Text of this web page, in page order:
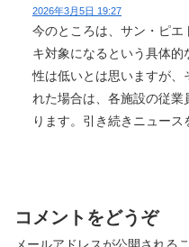
2026年3月5日 19:27
今のところは、サン・ピエ
キ対象になるという具体
性は低いとは思いますが、
れた場合は、各施設の従業
ります。引き続きニュース
コメントをどうぞ
メールアドレスが公開される